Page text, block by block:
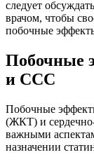
следует
врачом, чтобы
побочные
Побочные
и ССС
Побочные
(ЖКТ) и
важными
назначении